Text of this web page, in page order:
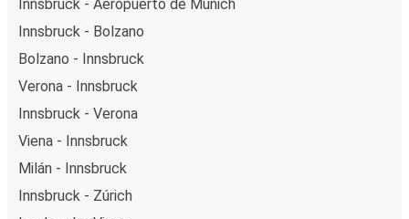
Innsbruck - Aeropuerto de Múnich
Innsbruck - Bolzano
Bolzano - Innsbruck
Verona - Innsbruck
Innsbruck - Verona
Viena - Innsbruck
Milán - Innsbruck
Innsbruck - Zúrich